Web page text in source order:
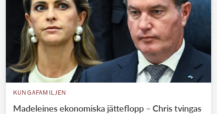
KUNGAFAMILJEN
Madeleines ekonomiska jätteflopp – Chris tvingas